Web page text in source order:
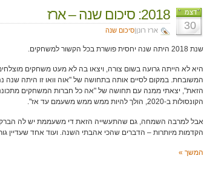
דצמ
30
2018: סיכום שנה – ארז
ארז רונן|סיכום שנה
שנת 2018 היתה שנה יחסית פושרת בכל הקשור למשחקים.
המשובחת. במקום לסיים אותה בתחושה של "אוה וואו זו היתה שנה
הזאת", יצאתי ממנה עם תחושה של "אה כל חברות המשחקים
הקונסולות ב-2020, הולך להיות ממש ממש משעמם עד אז".
אבל למרבה השמחה, גם שהתעשייה הזאת די משעממת יש לה
הקדמות מיותרות – הדברים שהכי אהבתי השנה. ועוד אחד שעדיין
המשך »